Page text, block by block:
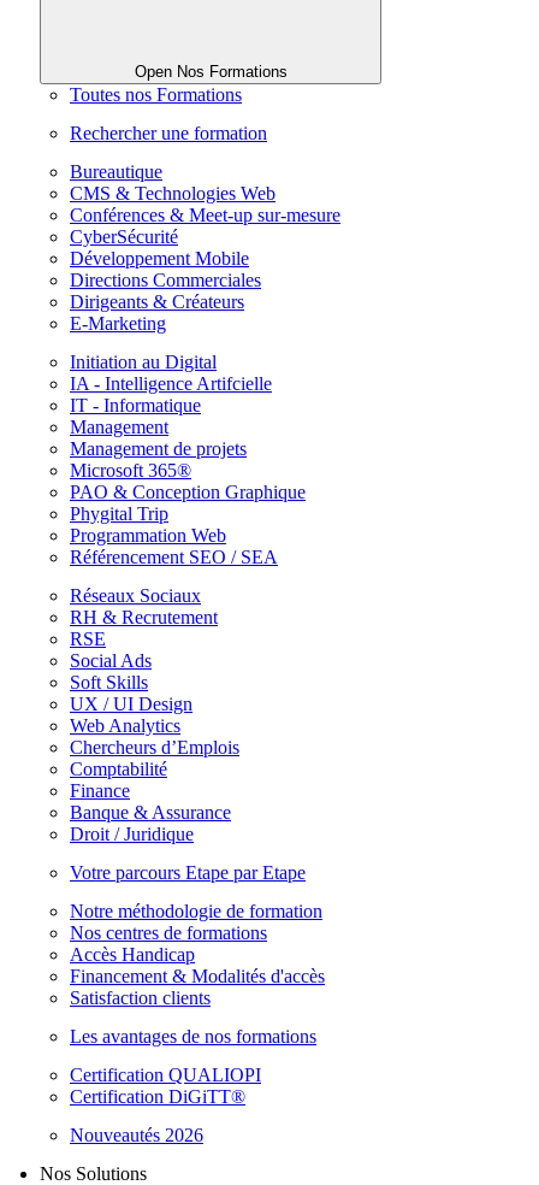
Open Nos Formations
Toutes nos Formations
Rechercher une formation
Bureautique
CMS & Technologies Web
Conférences & Meet-up sur-mesure
CyberSécurité
Développement Mobile
Directions Commerciales
Dirigeants & Créateurs
E-Marketing
Initiation au Digital
IA - Intelligence Artifcielle
IT - Informatique
Management
Management de projets
Microsoft 365®
PAO & Conception Graphique
Phygital Trip
Programmation Web
Référencement SEO / SEA
Réseaux Sociaux
RH & Recrutement
RSE
Social Ads
Soft Skills
UX / UI Design
Web Analytics
Chercheurs d’Emplois
Comptabilité
Finance
Banque & Assurance
Droit / Juridique
Votre parcours Etape par Etape
Notre méthodologie de formation
Nos centres de formations
Accès Handicap
Financement & Modalités d'accès
Satisfaction clients
Les avantages de nos formations
Certification QUALIOPI
Certification DiGiTT®
Nouveautés 2026
Nos Solutions